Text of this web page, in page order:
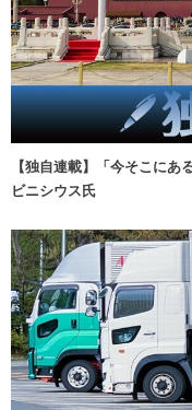
【独自連載】「今そこに
ビニシウス氏